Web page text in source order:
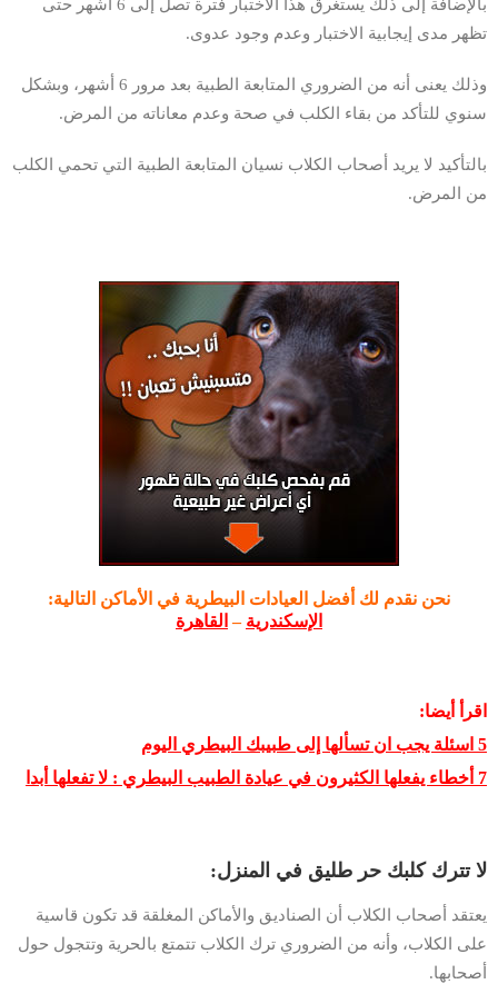
بالإضافة إلى ذلك يستغرق هذا الاختبار فترة تصل إلى 6 أشهر حتى
تظهر مدى إيجابية الاختبار وعدم وجود عدوى.
وذلك يعنى أنه من الضروري المتابعة الطبية بعد مرور 6 أشهر، وبشكل
سنوي للتأكد من بقاء الكلب في صحة وعدم معاناته من المرض.
بالتأكيد لا يريد أصحاب الكلاب نسيان المتابعة الطبية التي تحمي الكلب
من المرض.
نحن نقدم لك أفضل العيادات البيطرية في الأماكن التالية:
الإسكندرية – القاهرة
اقرأ أيضا:
5 اسئلة يجب ان تسألها إلى طبيبك البيطري اليوم
7 أخطاء يفعلها الكثيرون في عيادة الطبيب البيطري : لا تفعلها أبدا
لا تترك كلبك حر طليق في المنزل:
يعتقد أصحاب الكلاب أن الصناديق والأماكن المغلقة قد تكون قاسية
على الكلاب، وأنه من الضروري ترك الكلاب تتمتع بالحرية وتتجول حول
أصحابها.